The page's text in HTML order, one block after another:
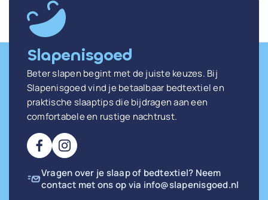
Slapenisgoed
Beter slapen begint met de juiste keuzes. Bij
Slapenisgoed vind je betaalbaar bedtextiel en
praktische slaaptips die bijdragen aan een
comfortabele en rustige nachtrust.
Vragen over je slaap of bedtextiel? Neem
contact met ons op via info@slapenisgoed.nl